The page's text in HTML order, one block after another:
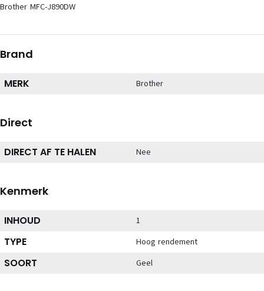
Brother MFC-J890DW
Brand
MERK Brother
Direct
DIRECT AF TE HALEN Nee
Kenmerk
INHOUD 1
TYPE Hoog rendement
SOORT Geel